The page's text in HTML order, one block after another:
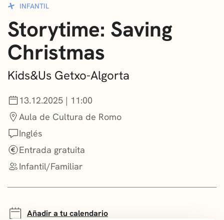
NOTICIAS
GETXO KULTURA
ASOCIACIONES CULTURALES
INFANTIL
Storytime: Saving
Christmas
Kids&Us Getxo-Algorta
13.12.2025 | 11:00
Aula de Cultura de Romo
Inglés
Entrada gratuita
Infantil/Familiar
Añadir a tu calendario